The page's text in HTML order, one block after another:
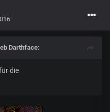
Darthface:
die